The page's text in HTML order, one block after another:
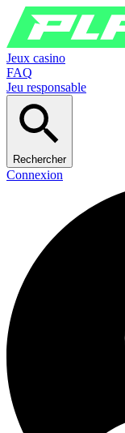
Jeux casino
FAQ
Jeu responsable
Rechercher
Connexion